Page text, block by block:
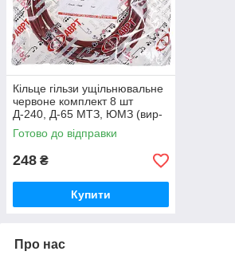
Кільце гільзи ущільнювальне
червоне комплект 8 шт
Д-240, Д-65 МТЗ, ЮМЗ (вир-
во ПХТ Україна) 50-1002022 /
50-1002022-А
Готово до відправки
248 ₴
Купити
Про нас